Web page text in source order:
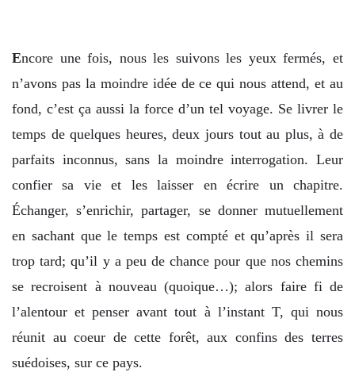
Encore une fois, nous les suivons les yeux fermés, et
n’avons pas la moindre idée de ce qui nous attend, et au
fond, c’est ça aussi la force d’un tel voyage. Se livrer le
temps de quelques heures, deux jours tout au plus, à de
parfaits inconnus, sans la moindre interrogation. Leur
confier sa vie et les laisser en écrire un chapitre.
Échanger, s’enrichir, partager, se donner mutuellement
en sachant que le temps est compté et qu’après il sera
trop tard; qu’il y a peu de chance pour que nos chemins
se recroisent à nouveau (quoique…); alors faire fi de
l’alentour et penser avant tout à l’instant T, qui nous
réunit au coeur de cette forêt, aux confins des terres
suédoises, sur ce pays.